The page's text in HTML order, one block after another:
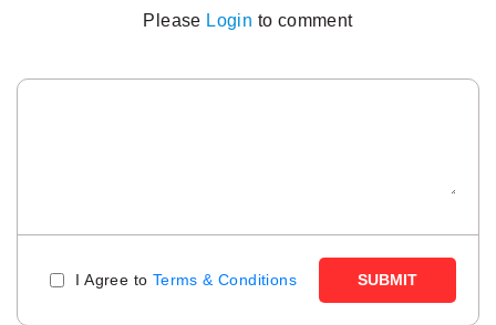
Please Login to comment
I Agree to Terms & Conditions SUBMIT